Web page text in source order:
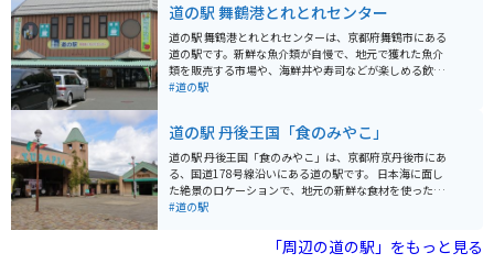
ども併設されています。 バイクで訪れる場合、道の駅に
は広い駐車場が完備されているので安心です。天橋立周
辺は、風光明媚な景色が続くので、ツーリングにも最適
なエリアです。道の駅で休憩を挟みながら、周辺の観光
を楽しむのがおすすめです。 宮津市は、新鮮な魚介類が
みてください。また、道の駅で購入できる、地元産の干
物や練り物もおすすめです。
道の駅 舞鶴港とれとれセンター
道の駅 舞鶴港とれとれセンターは、京都府舞鶴市にある
道の駅です。新鮮な魚介類が自慢で、地元で獲れた魚介
類を販売する市場や、海鮮丼や寿司などが楽しめる飲食
店があります。 海の京都の拠点となる舞鶴港に位置して
の歴史や文化を学ぶことができます。 バイクで訪れる場
合、道の駅には広い駐車場が完備されているので安心で
す。周辺には、五老ヶ岳公園など、風光明媚な観光スポ
ットも多いので、ツーリングの拠点としてもおすすめで
す。 名産品としては、舞鶴かまぼこや、肉厚で脂ののり
#道の駅
道の駅 丹後王国「食のみやこ」
道の駅 丹後王国「食のみやこ」は、京都府京丹後市にあ
る、国道178号線沿いにある道の駅です。 日本海に面し
た絶景のロケーションで、地元の新鮮な食材を使った料
理やスイーツが楽しめるレストランや、地元の特産品を
る遊園地「ちびっこ王国」には、ゴーカートや観覧車な
どのアトラクションがあり、家族連れで楽しむことがで
#道の駅
「周辺の道の駅」をもっと見る